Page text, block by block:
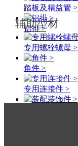
踏板及精益管 >
铝排 >
辅助型材
专用螺栓螺母 >
角件 >
专用连接件 >